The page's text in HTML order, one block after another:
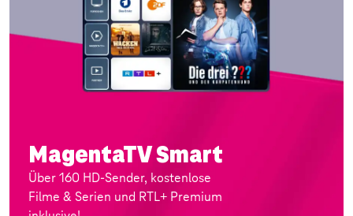
MagentaTV Smart
Über 160 HD-Sender, kostenlose
Filme & Serien und RTL+ Premium